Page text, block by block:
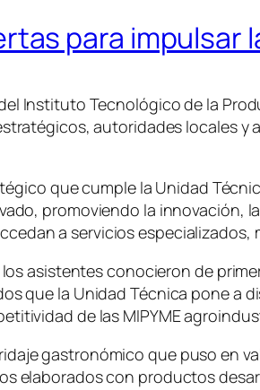
para
Instituto Tecnológico de la
autoridades locales
que cumple la Unidad
promoviendo la innovación,
a servicios
asistentes conocieron de
que la Unidad Técnica pone
de las MIPYME
gastronómico que puso en
elaborados con productos